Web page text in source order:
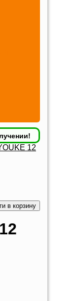
12
в корзину